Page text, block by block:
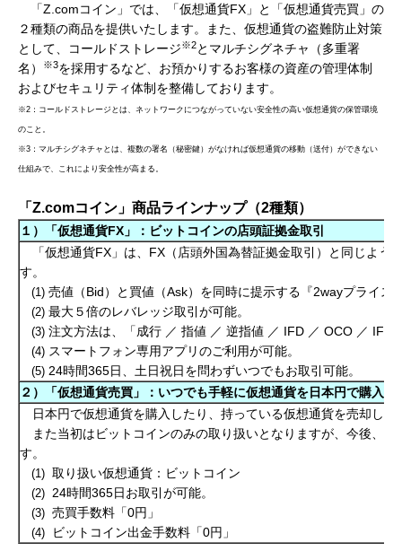
「Z.comコイン」では、「仮想通貨FX」と「仮想通貨売買」の
２種類の商品を提供いたします。また、仮想通貨の盗難防止対策
として、コールドストレージ※2とマルチシグネチャ（多重署
名）
※3を採用するなど、お預かりするお客様の資産の管理体制
およびセキュリティ体制を整備しております。
※2：コールドストレージとは、ネットワークにつながっていない安全性の高い仮想通貨の保管環境
のこと。
※3：マルチシグネチャとは、複数の署名（秘密鍵）がなければ仮想通貨の移動（送付）ができない
仕組みで、これにより安全性が高まる。
「 Z.comコイン」商品ラインナップ（2種類）
１）「仮想通貨FX」：ビットコインの店頭証拠金取引
「仮想通貨FX」は、FX（店頭外国為替証拠金取引）と同じよう
す。
(1) 売値（Bid）と買値（Ask）を同時に提示する『2wayプライス
(2) 最大５倍のレバレッジ取引が可能。
(3) 注文方法は、「成行 ／ 指値 ／ 逆指値 ／ IFD ／ OCO ／
(4) スマートフォン専用アプリのご利用が可能。
(5) 24時間365日、土日祝日を問わずいつでもお取引可能。
２）「仮想通貨売買 」
：いつでも手軽に仮想通貨を日本円で購入・
日本円で仮想通貨を購入したり、持っている仮想通貨を売却した
また当初はビットコインのみの取り扱いとなりますが、今後、仮
す。
(1) 取り扱い仮想通貨：ビットコイン
(2) 24時間365日お取引が可能。
(3) 売買手数料「0円」
(4) ビットコイン出金手数料「0円」